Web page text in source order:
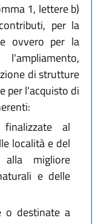
1, lettere b)
per la
ovvero per la
di strutture
per l'acquisto di
al
località e del
migliore
e delle
o destinate a